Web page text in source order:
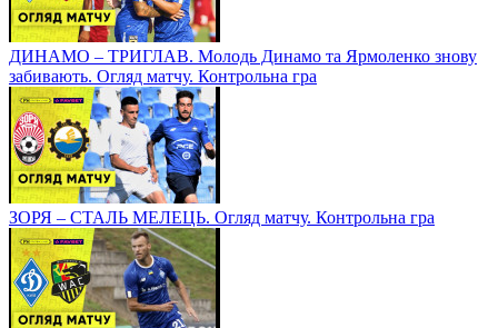
ДИНАМО – ТРИГЛАВ. Молодь Динамо та Ярмоленко знову
забивають. Огляд матчу. Контрольна гра
ЗОРЯ – СТАЛЬ МЕЛЕЦЬ. Огляд матчу. Контрольна гра